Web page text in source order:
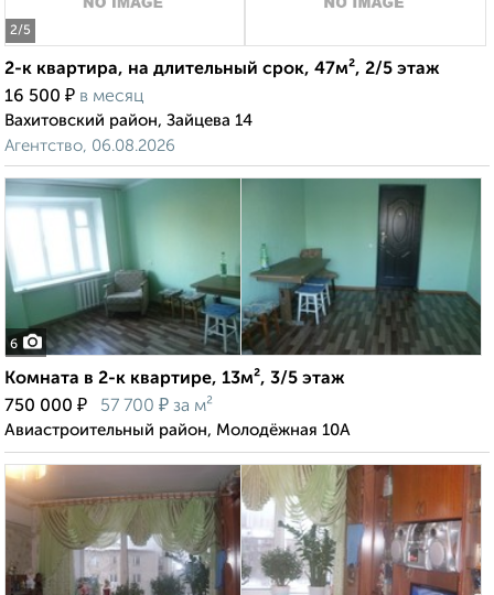
2/5
2-к квартира, на длительный срок, 47м², 2/5 этаж
16 500 ₽ в месяц
Вахитовский район, Зайцева 14
Агентство, 06.08.2026
6
Комната в 2-к квартире, 13м², 3/5 этаж
750 000 ₽ 57 700 ₽ за м²
Авиастроительный район, Молодёжная 10А